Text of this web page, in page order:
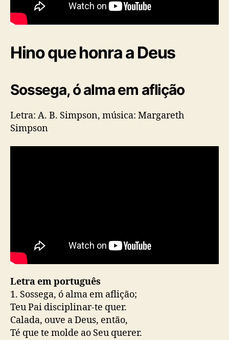
Hino que honra a Deus
Sossega, ó alma em aflição
Letra: A. B. Simpson, música: Margareth
Simpson
Letra em português
1. Sossega, ó alma em aflição;
Teu Pai disciplinar-te quer.
Calada, ouve a Deus, então,
Té que te molde ao Seu querer.